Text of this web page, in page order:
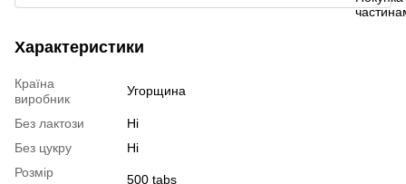
Характеристики
Країна
виробник
Угорщина
Без лактози
Ні
Без цукру
Ні
Розмір
500 tabs